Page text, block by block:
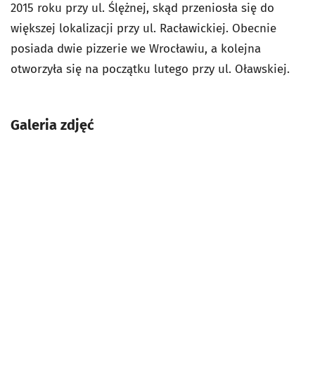
2015 roku przy ul. Ślężnej, skąd przeniosła się do
większej lokalizacji przy ul. Racławickiej. Obecnie
posiada dwie pizzerie we Wrocławiu, a kolejna
otworzyła się na początku lutego przy ul. Oławskiej.
Galeria zdjęć